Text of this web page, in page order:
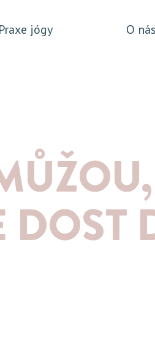
Praxe jógy O nás
DOST